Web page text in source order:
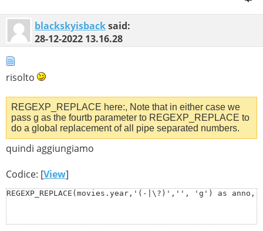
blackskyisbacksaid:
28-12-2022 13.16.28
risolto
REGEXP_REPLACE here:, Note that in either case we
pass g as the fourtb parameter to REGEXP_REPLACE to
do a global replacement of all pipe separated numbers.
quindi aggiungiamo
Codice: [View]
REGEXP_REPLACE(movies.year,'(-|\?)','', 'g') as anno,